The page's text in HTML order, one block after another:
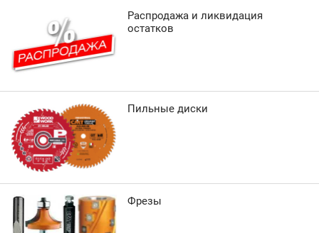
Распродажа и ликвидация
остатков
Пильные диски
Фрезы